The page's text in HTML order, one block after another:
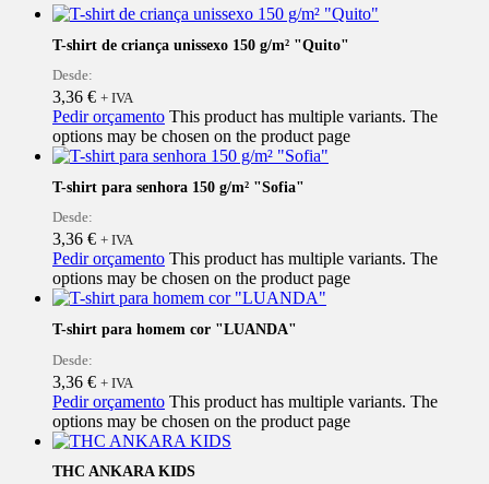
T-shirt de criança unissexo 150 g/m² "Quito"
Desde:
3,36 € + IVA
Pedir orçamento This product has multiple variants. The
options may be chosen on the product page
T-shirt para senhora 150 g/m² "Sofia"
Desde:
3,36 € + IVA
Pedir orçamento This product has multiple variants. The
options may be chosen on the product page
T-shirt para homem cor "LUANDA"
Desde:
3,36 € + IVA
Pedir orçamento This product has multiple variants. The
options may be chosen on the product page
THC ANKARA KIDS